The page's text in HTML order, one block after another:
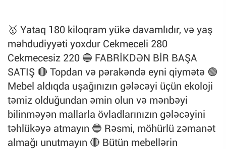
🥇 Yataq 180 kiloqram yükə davamlıdır, və yaş
məhdudiyyəti yoxdur Cekmeceli 280
Cekmecesiz 220 🔵 FABRİKDƏN BİR BAŞA
SATIŞ 🔴 Topdan və pərakəndə eyni qiymətə 🟢
Mebel aldıqda uşağınızın gələcəyi üçün ekoloji
təmiz olduğundan əmin olun və mənbəyi
bilinməyən mallarla övladlarınızın gələcəyini
təhlükəyə atmayın 🔵 Rəsmi, möhürlü zəmanət
almağı unutmayın 🔴 Bütün mebellərin